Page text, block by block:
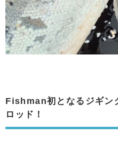
Fishman初となるジギン
ロッド！